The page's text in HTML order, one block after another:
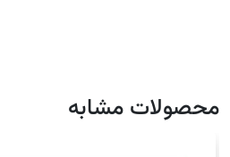
محصولات مشابه